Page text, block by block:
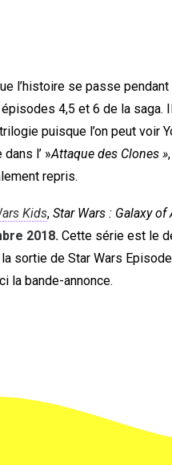
l’histoire se passe
4,5 et 6 de la saga.
puisque l’on peut voir
l’ »Attaque des Clones »
repris.
Kids, Star Wars : Galaxy of
2018. Cette série est le
sortie de Star Wars
la bande-annonce.